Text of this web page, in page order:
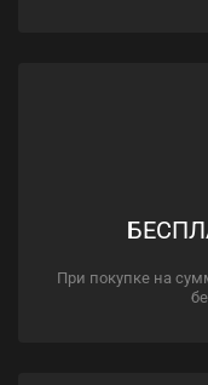
При покупке на